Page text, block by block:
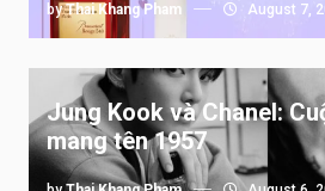
byThai Khang Pham August 7,
Jung Kook và Chanel:
mang tên 1957